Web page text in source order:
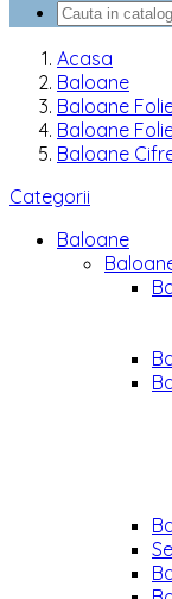
Acasa
Baloane
Baloane
Baloane
Baloane
Categorii
Baloane